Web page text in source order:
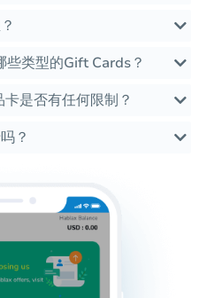
类型的Gift Cards？
是否有任何限制？
？